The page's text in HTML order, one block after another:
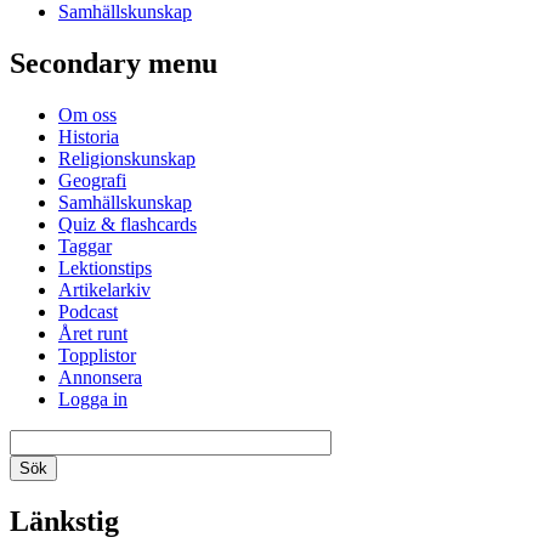
Samhällskunskap
Secondary menu
Om oss
Historia
Religionskunskap
Geografi
Samhällskunskap
Quiz & flashcards
Taggar
Lektionstips
Artikelarkiv
Podcast
Året runt
Topplistor
Annonsera
Logga in
Länkstig